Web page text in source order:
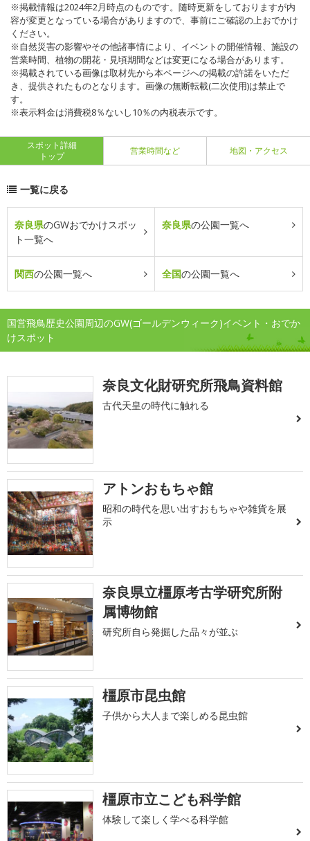
※掲載情報は2024年2月時点のものです。随時更新をしておりますが内
容が変更となっている場合がありますので、事前にご確認の上おでかけ
ください。
※自然災害の影響やその他諸事情により、イベントの開催情報、施設の
営業時間、植物の開花・見頃期間などは変更になる場合があります。
※掲載されている画像は取材先から本ページへの掲載の許諾をいただ
き、提供されたものとなります。画像の無断転載(二次使用)は禁止で
す。
※表示料金は消費税8％ないし10％の内税表示です。
スポット詳細
トップ
営業時間など 地図・アクセス
一覧に戻る
奈良県のGWおでかけスポッ
ト一覧へ
奈良県の公園一覧へ
関西の公園一覧へ 全国の公園一覧へ
国営飛鳥歴史公園周辺のGW(ゴールデンウィーク)イベント・おでか
けスポット
奈良文化財研究所飛鳥資料館
古代天皇の時代に触れる
アトンおもちゃ館
昭和の時代を思い出すおもちゃや雑貨を展
示
奈良県立橿原考古学研究所附
属博物館
研究所自ら発掘した品々が並ぶ
橿原市昆虫館
子供から大人まで楽しめる昆虫館
橿原市立こども科学館
体験して楽しく学べる科学館